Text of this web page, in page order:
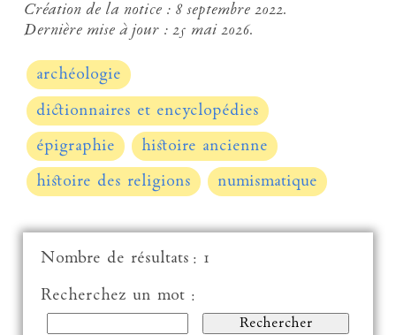
Création de la notice : 8 septembre 2022.
Dernière mise à jour :25 mai 2026.
archéologie
dictionnaires et encyclopédies
épigraphie
histoire ancienne
histoire des religions
numismatique
Nombre de résultats : 1
Recherchez un mot :